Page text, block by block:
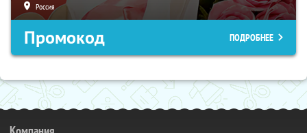
Россия
Промокод ПОДРОБНЕЕ